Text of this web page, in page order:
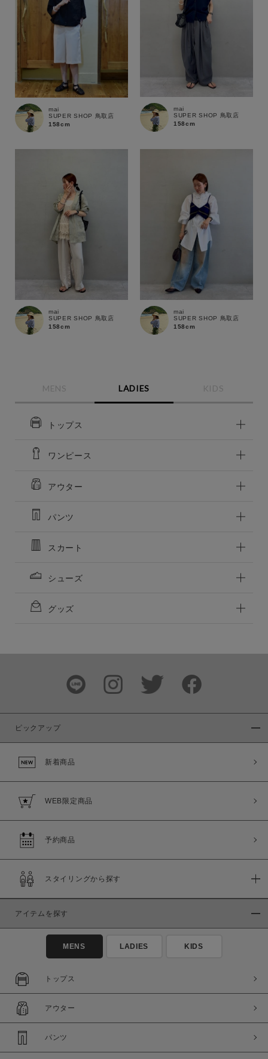
mai
SUPER SHOP 鳥取店
158cm
mai
SUPER SHOP 鳥取店
158cm
mai
SUPER SHOP 鳥取店
158cm
mai
SUPER SHOP 鳥取店
158cm
MENS LADIES KIDS
トップス
ワンピース
アウター
パンツ
スカート
シューズ
グッズ
ピックアップ
新着商品
WEB限定商品
予約商品
スタイリングから探す
アイテムを探す
MENS LADIES KIDS
トップス
アウター
パンツ